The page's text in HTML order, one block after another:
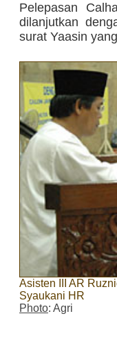
Pelepasan
dilanjutkan
surat Yaasin
Asisten III AR
Syaukani HR
Photo: Agri